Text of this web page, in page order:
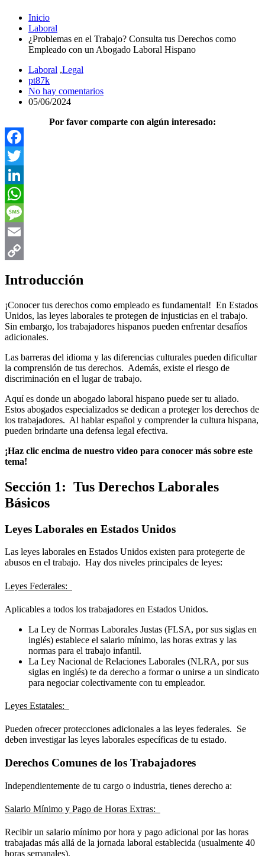
Inicio
Laboral
¿Problemas en el Trabajo? Consulta tus Derechos como
Empleado con un Abogado Laboral Hispano
Laboral ,Legal
pt87k
No hay comentarios
05/06/2024
Por favor comparte con algún interesado:
Introducción
¡Conocer tus derechos como empleado es fundamental! En Estados
Unidos, las leyes laborales te protegen de injusticias en el trabajo.
Sin embargo, los trabajadores hispanos pueden enfrentar desafíos
adicionales.
Las barreras del idioma y las diferencias culturales pueden dificultar
la comprensión de tus derechos. Además, existe el riesgo de
discriminación en el lugar de trabajo.
Aquí es donde un abogado laboral hispano puede ser tu aliado.
Estos abogados especializados se dedican a proteger los derechos de
los trabajadores. Al hablar español y comprender la cultura hispana,
pueden brindarte una defensa legal efectiva.
¡Haz clic encima de nuestro video para conocer más sobre este
tema!
Sección 1: Tus Derechos Laborales
Básicos
Leyes Laborales en Estados Unidos
Las leyes laborales en Estados Unidos existen para protegerte de
abusos en el trabajo. Hay dos niveles principales de leyes:
Leyes Federales:
Aplicables a todos los trabajadores en Estados Unidos.
La Ley de Normas Laborales Justas (FLSA, por sus siglas en
inglés) establece el salario mínimo, las horas extras y las
normas para el trabajo infantil.
La Ley Nacional de Relaciones Laborales (NLRA, por sus
siglas en inglés) te da derecho a formar o unirse a un sindicato
para negociar colectivamente con tu empleador.
Leyes Estatales:
Pueden ofrecer protecciones adicionales a las leyes federales. Se
deben investigar las leyes laborales específicas de tu estado.
Derechos Comunes de los Trabajadores
Independientemente de tu cargo o industria, tienes derecho a:
Salario Mínimo y Pago de Horas Extras:
Recibir un salario mínimo por hora y pago adicional por las horas
trabajadas más allá de la jornada laboral establecida (usualmente 40
horas semanales).